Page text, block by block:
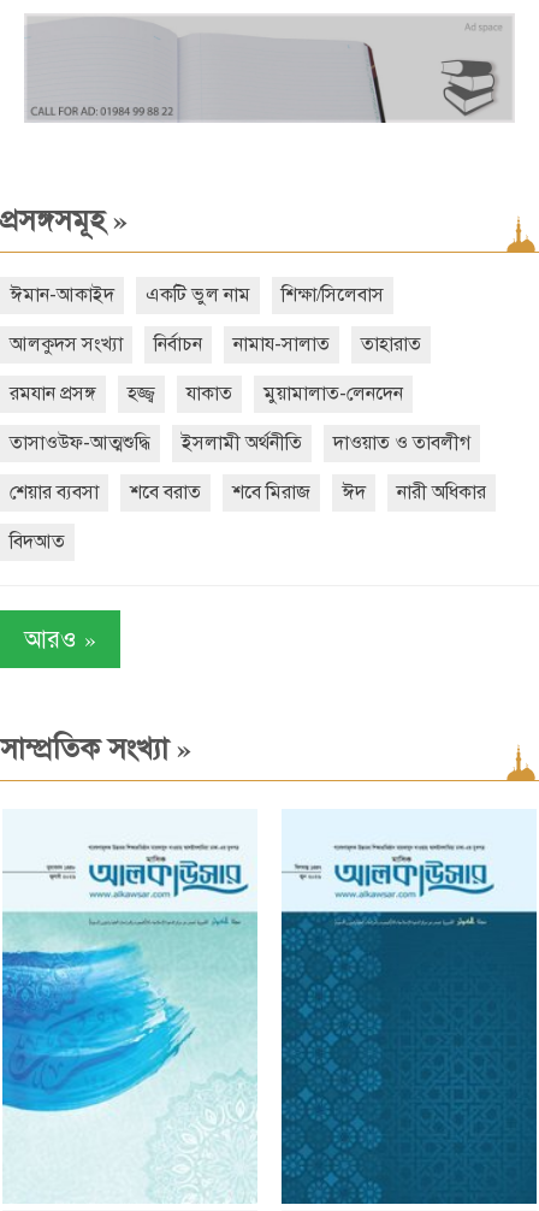
প্রসঙ্গসমূহ»
ঈমান-আকাইদ একটি ভুল নাম শিক্ষা/সিলেবাস
আলকুদস সংখ্যা নির্বাচন নামায-সালাত তাহারাত
রমযান প্রসঙ্গ হজ্জ্ব যাকাত মুয়ামালাত-লেনদেন
তাসাওউফ-আত্মশুদ্ধি ইসলামী অর্থনীতি দাওয়াত ও তাবলীগ
শেয়ার ব্যবসা শবে বরাত শবে মিরাজ ঈদ নারী অধিকার
বিদআত
আরও »
সাম্প্রতিক সংখ্যা»